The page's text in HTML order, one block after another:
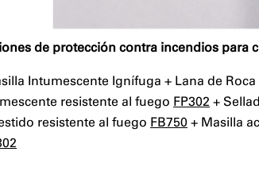
de protección contra incendios para
Intumescente Ignífuga + Lana de Roca
resistente al fuego FP302 +
resistente al fuego FB750 + Masilla